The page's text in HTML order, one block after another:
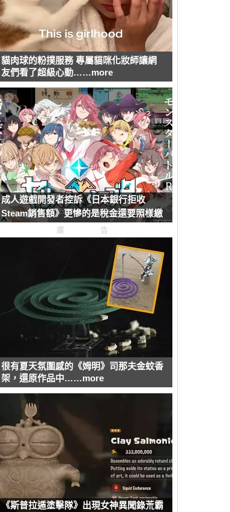
貓肉球的粉撲服務 專屬貓咪化妝師讓網
友們看了超級心動……more
成人遊戲開發者控訴《日本銀行拒收
Steam銷售額》更慘的是稅金還要照樣繳
廣告
很有夏天氛圍感的《姆明》司那夫金蚊香
架，還原作品中……more
《斯普拉遁塗擊隊》出現女神異聞錄荒霸